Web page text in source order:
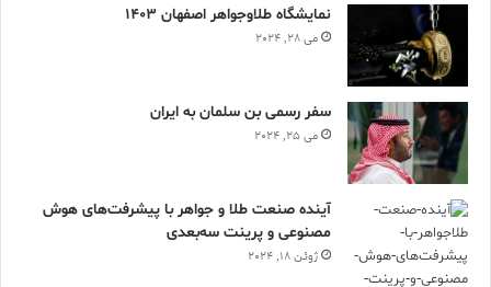
نمایشگاه طلاوجواهر اصفهان 1403
می 28, 2024
سفر رسمی بن سلمان به ایران
می 25, 2024
آینده صنعت طلا و جواهر با پیشرفت‌های هوش
مصنوعی و پرینت سه‌بعدی
ژوئن 18, 2024